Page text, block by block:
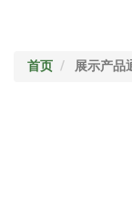
首页 展示产品